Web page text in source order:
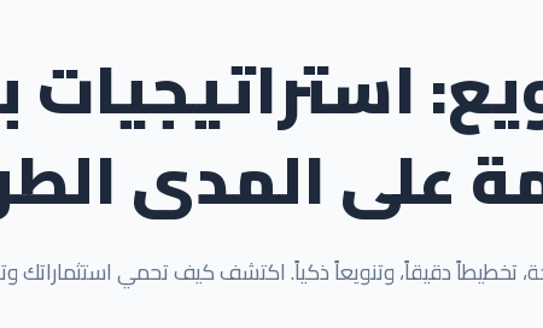
استراتيجيات
على المدى
تخطيطاً دقيقاً، وتنويعاً ذكياً. اكتشف كيف تحمي استثماراتك